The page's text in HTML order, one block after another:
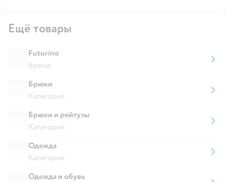
Ещё товары
Futurino
Бренд
Брюки
Категория
Брюки и рейтузы
Категория
Одежда
Категория
Одежда и обувь